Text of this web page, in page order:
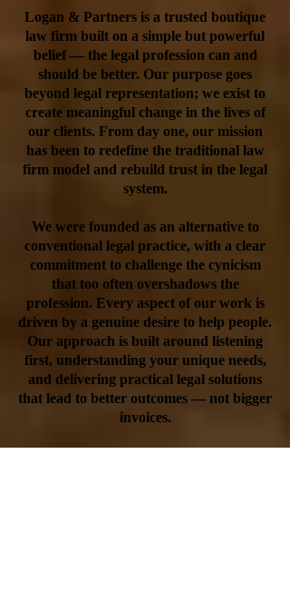
Logan & Partners is a trusted boutique
law firm built on a simple but powerful
belief — the legal profession can and
should be better. Our purpose goes
beyond legal representation; we exist to
create meaningful change in the lives of
our clients. From day one, our mission
has been to redefine the traditional law
firm model and rebuild trust in the legal
system.
We were founded as an alternative to
conventional legal practice, with a clear
commitment to challenge the cynicism
that too often overshadows the
profession. Every aspect of our work is
driven by a genuine desire to help people.
Our approach is built around listening
first, understanding your unique needs,
and delivering practical legal solutions
that lead to better outcomes — not bigger
invoices.